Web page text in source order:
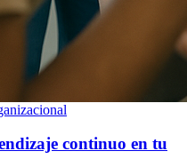
continuo en tu